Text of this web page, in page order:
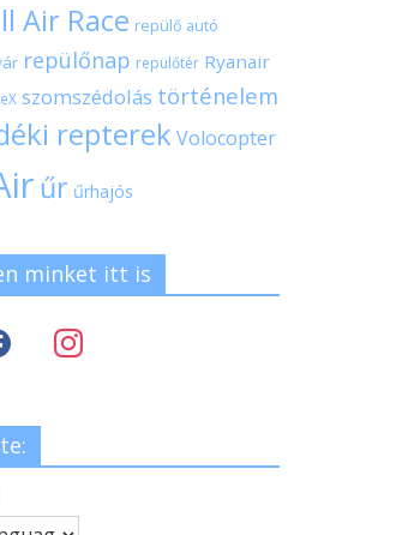
Air Race repülő autó
repülőnap repülőtér Ryanair
szomszédolás történelem
repterek Volocopter
űr űrhajós
minket itt is